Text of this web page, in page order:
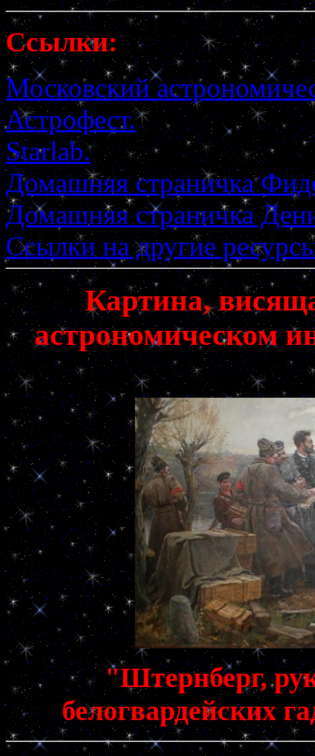
Ссылки:
Московский
Астрофест.
Starlab.
Домашняя страничка
Домашняя страничка
Ссылки на другие
Картина,
астрономическом
"Штернберг,
белогвардейских